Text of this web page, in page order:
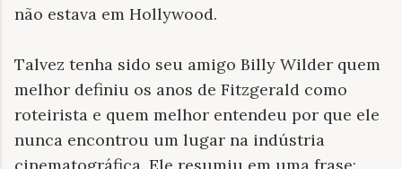
não estava em Hollywood.
Talvez tenha sido seu amigo Billy Wilder quem
melhor definiu os anos de Fitzgerald como
roteirista e quem melhor entendeu por que ele
nunca encontrou um lugar na indústria